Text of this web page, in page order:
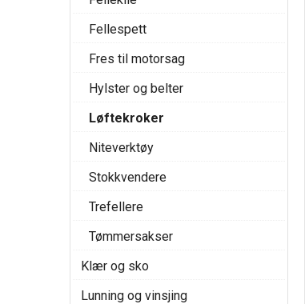
Fellespett
Fres til motorsag
Hylster og belter
Løftekroker
Niteverktøy
Stokkvendere
Trefellere
Tømmersakser
Klær og sko
Lunning og vinsjing